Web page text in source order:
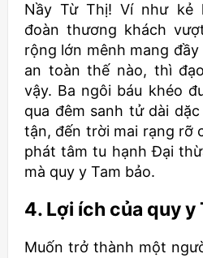
Nầy Từ Thị! Ví như kẻ
đoàn thương khách
rộng lớn mênh mang
an toàn thế nào, thì
vậy. Ba ngôi báu khéo
qua đêm sanh tử dài
tận, đến trời mai rạng rỡ
phát tâm tu hạnh Ðại
mà quy y Tam bảo.
4. Lợi ích của quy y
Muốn trở thành một